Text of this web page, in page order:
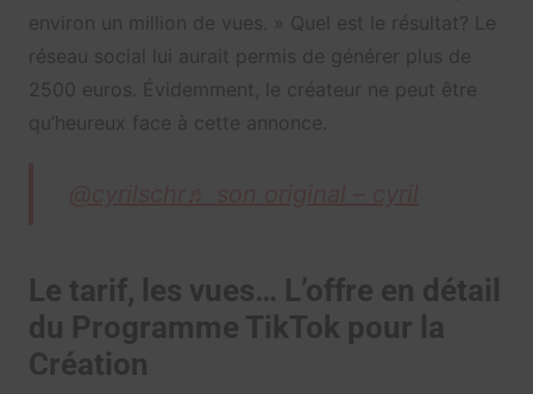
environ un million de vues. » Quel est le résultat? Le
réseau social lui aurait permis de générer plus de
2500 euros. Évidemment, le créateur ne peut être
qu’heureux face à cette annonce.
Le tarif, les vues… L’offre en détail
du Programme TikTok pour la
Création